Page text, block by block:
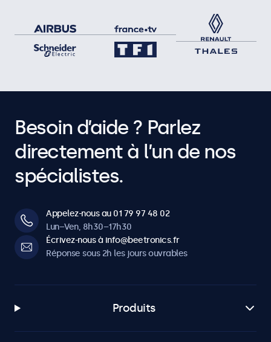
Besoin d’aide ? Parlez
directement à l’un de nos
spécialistes.
Appelez-nous au 01 79 97 48 02
Lun–Ven, 8h30–17h30
Écrivez-nous à info@beetronics.fr
Réponse sous 2h les jours ouvrables
Produits